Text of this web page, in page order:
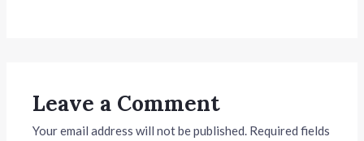
Leave a Comment
Your email address will not be published. Required fields